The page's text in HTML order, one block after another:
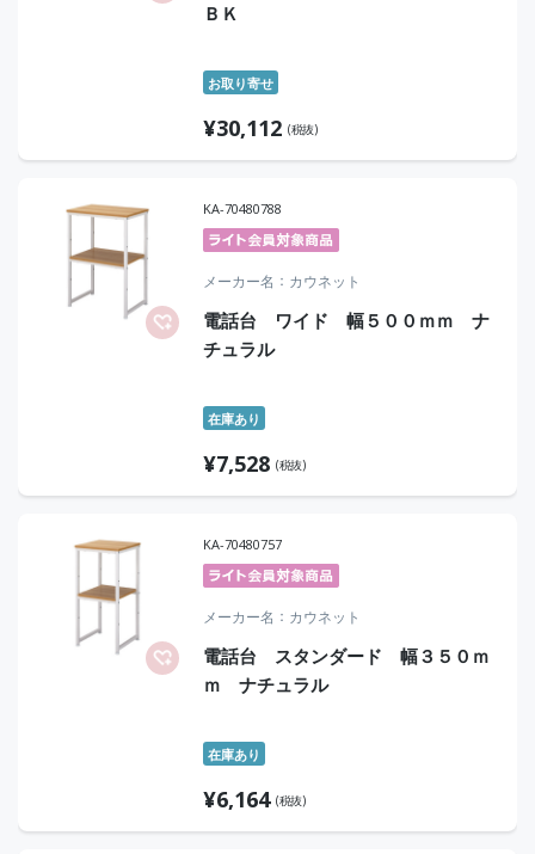
ＢＫ
お取り寄せ
¥30,112 (税抜)
KA-70480788
メーカー名 カウネット
電話台 ワイド 幅５００ｍｍ ナ
チュラル
在庫あり
¥7,528 (税抜)
KA-70480757
メーカー名 カウネット
電話台 スタンダード 幅３５０ｍ
ｍ ナチュラル
在庫あり
¥6,164 (税抜)